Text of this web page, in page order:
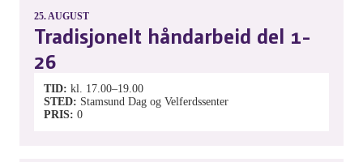
25.AUGUST
Tradisjonelt håndarbeid del 1-
26
TID kl. 17.00–19.00
STED
Stamsund Dag og Velferdssenter
PRIS 0